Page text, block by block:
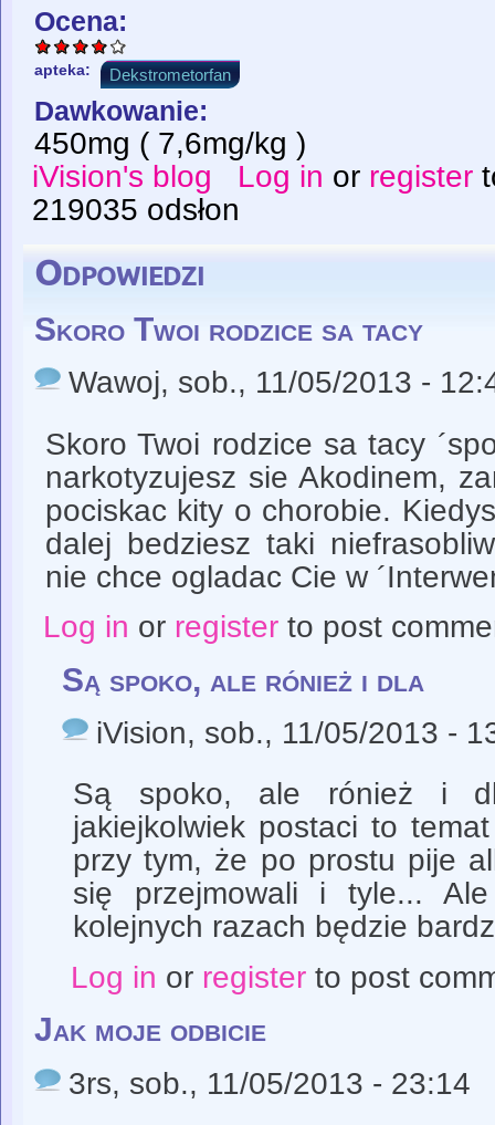
Ocena:
apteka: Dekstrometorfan
Dawkowanie:
450mg ( 7,6mg/kg )
iVision's blog
Log in or register
219035 odsłon
Odpowiedzi
Skoro Twoi rodzice sa tacy
Wawoj, sob., 11/05/2013 -
Skoro Twoi rodzice sa tacy
narkotyzujesz sie Akodinem,
pociskac kity o chorobie.
dalej bedziesz taki
nie chce ogladac Cie w
Log in or registerto post
Są spoko, ale rónież i dla
iVision, sob., 11/05/2013 -
Są spoko, ale rónież i
jakiejkolwiek postaci to
przy tym, że po prostu pije
się przejmowali i tyle...
kolejnych razach będzie
Log in or registerto post
Jak moje odbicie
3rs, sob., 11/05/2013 - 23:14